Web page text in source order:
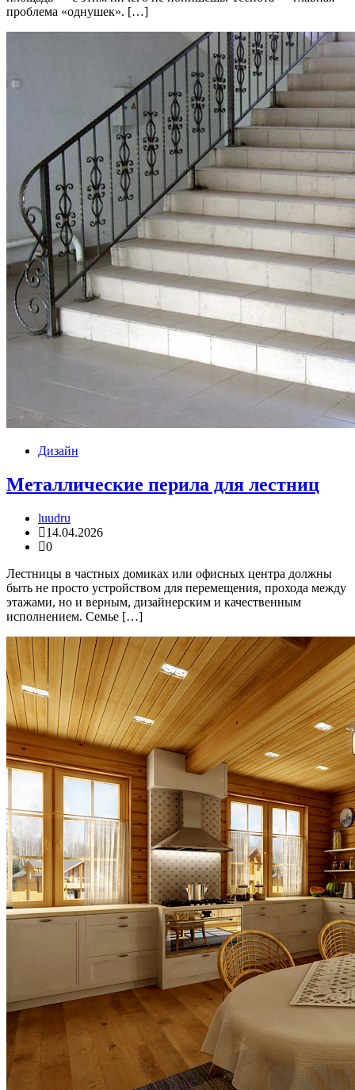
проблема «однушек». […]
Дизайн
Металлические перила для лестниц
luudru
14.04.2026
0
Лестницы в частных домиках или офисных центра должны
быть не просто устройством для перемещения, прохода между
этажами, но и верным, дизайнерским и качественным
исполнением. Семье […]